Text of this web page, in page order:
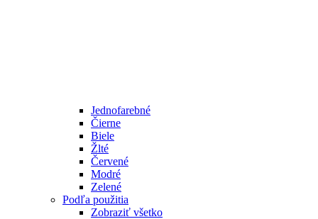
Jednofarebné
Čierne
Biele
Žlté
Červené
Modré
Zelené
Podľa použitia
Zobraziť všetko